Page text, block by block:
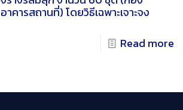
อาคารสถานที่) โดยวิธีเฉพาะเจาะจง
Read more